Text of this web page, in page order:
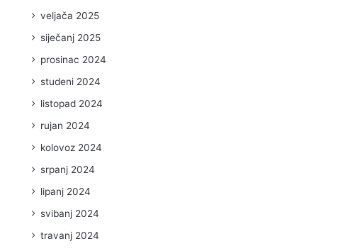
veljača 2025
siječanj 2025
prosinac 2024
studeni 2024
listopad 2024
rujan 2024
kolovoz 2024
srpanj 2024
lipanj 2024
svibanj 2024
travanj 2024